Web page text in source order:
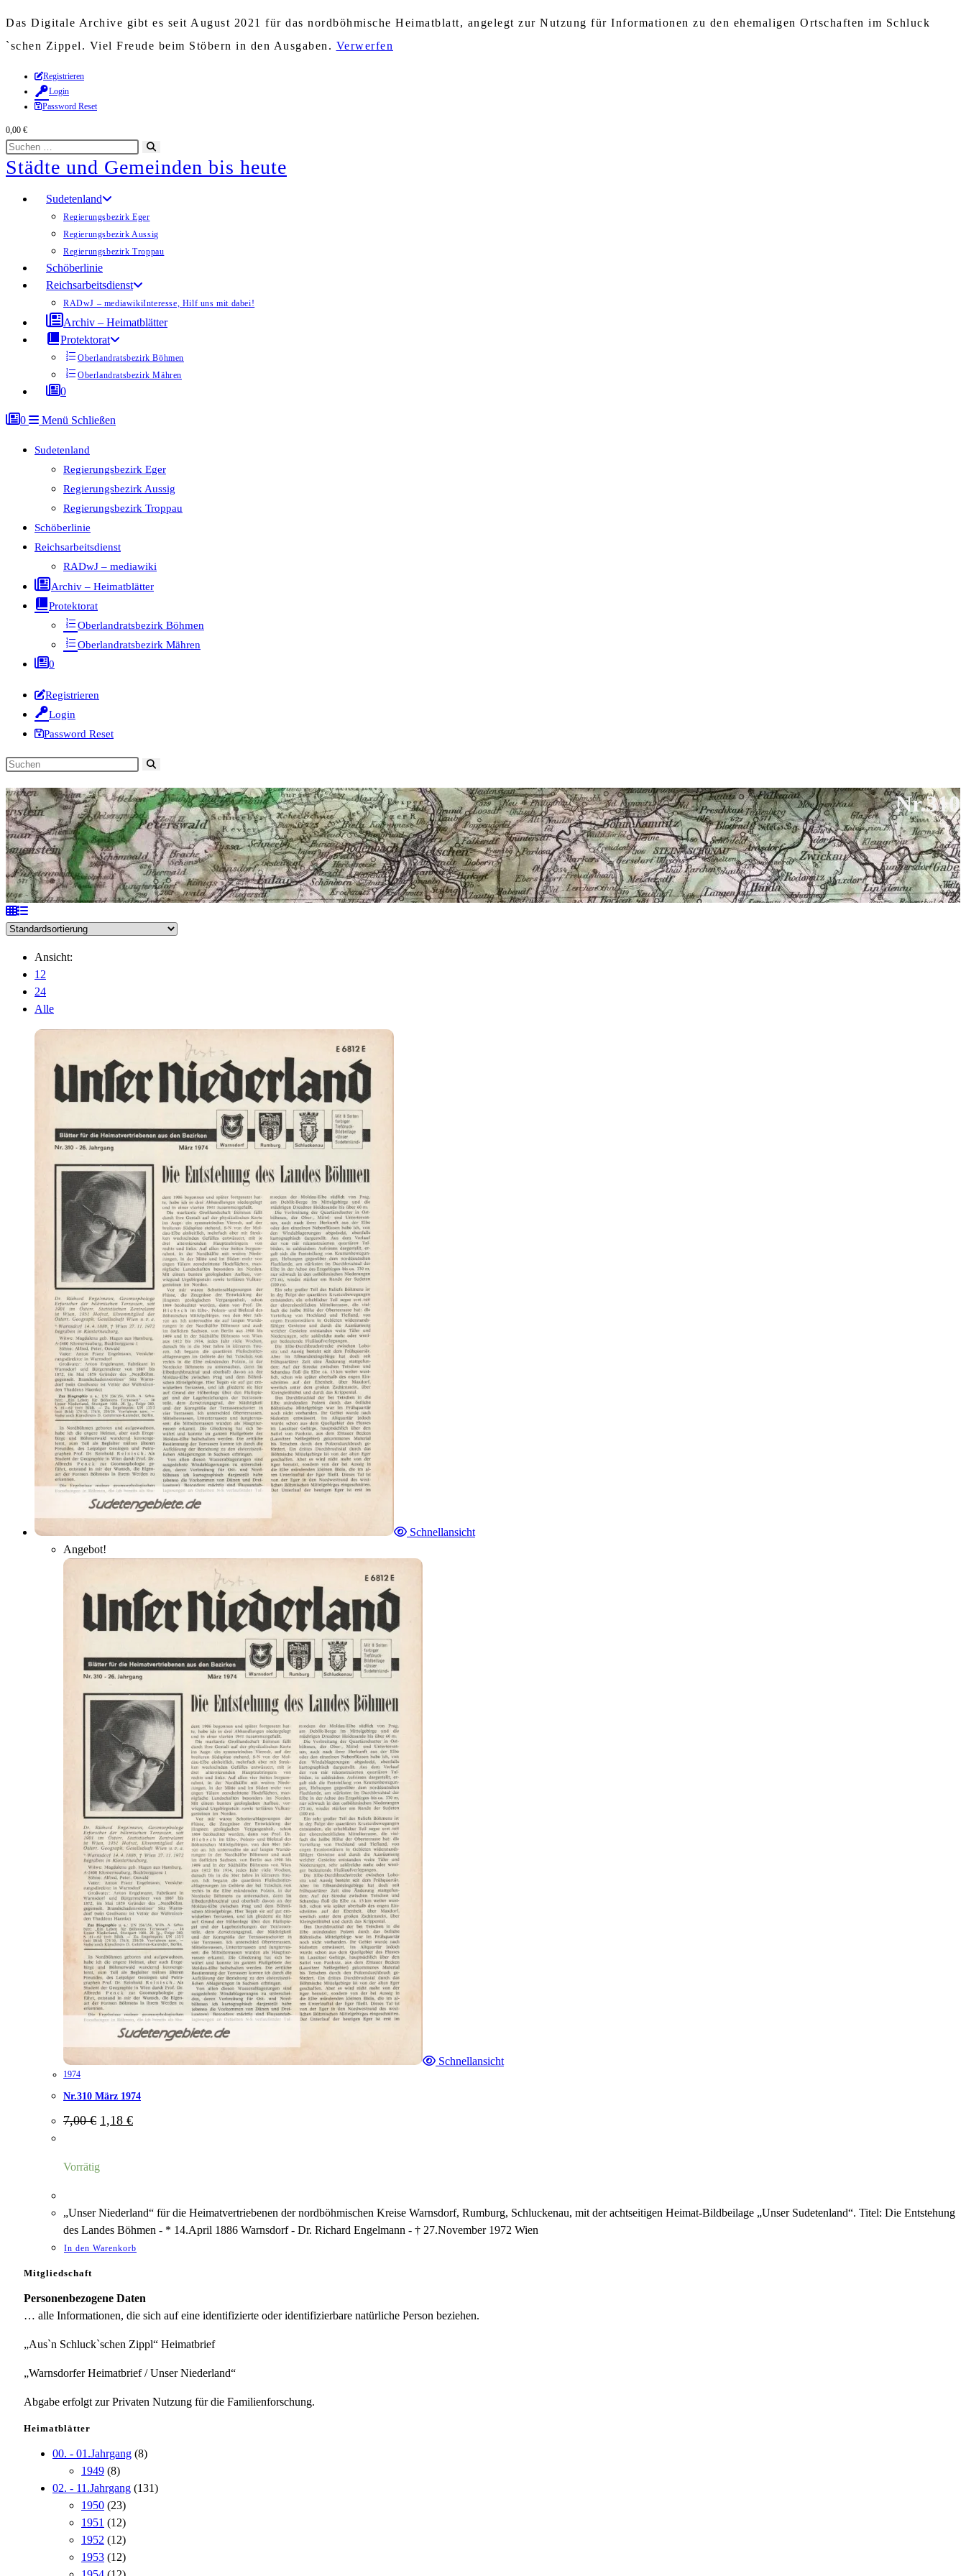
Das Digitale Archive gibt es seit August 2021 für das nordböhmische Heimatblatt, angelegt zur Nutzung für Informationen zu den ehemaligen Ortschaften im Schluck
`schen Zippel. Viel Freude beim Stöbern in den Ausgaben. Verwerfen
Zum
Inhalt
springen
Registrieren
Login
Password Reset
0,00 €
Diese
Website
durchsuchen
starten
Städte und Gemeinden bis heute
Sudetenland
Regierungsbezirk Eger
Regierungsbezirk Aussig
Regierungsbezirk Troppau
Schöberlinie
Reichsarbeitsdienst
RADwJ – mediawikiInteresse, Hilf uns mit dabei!
Archiv – Heimatblätter
Protektorat
Oberlandratsbezirk Böhmen
Oberlandratsbezirk Mähren
0
0 Menü Schließen
Sudetenland
Regierungsbezirk Eger
Regierungsbezirk Aussig
Regierungsbezirk Troppau
Schöberlinie
Reichsarbeitsdienst
RADwJ – mediawiki
Archiv – Heimatblätter
Protektorat
Oberlandratsbezirk Böhmen
Oberlandratsbezirk Mähren
0
Registrieren
Login
Password Reset
Diese
durchsuchen
Nr.310
Ansicht:
12
24
Alle
Schnellansicht
Angebot!
Schnellansicht
1974
Nr.310 März 1974
7,00€ Ursprünglicher
Preis
1,18 €Aktueller
Preis
Vorrätig
„Unser Niederland“ für die Heimatvertriebenen der nordböhmischen Kreise Warnsdorf, Rumburg, Schluckenau, mit der achtseitigen Heimat-Bildbeilage „Unser Sudetenland“. Titel: Die Entstehung
des Landes Böhmen - * 14.April 1886 Warnsdorf - Dr. Richard Engelmann - † 27.November 1972 Wien
In den Warenkorb
Mitgliedschaft
Personenbezogene Daten
… alle Informationen, die sich auf eine identifizierte oder identifizierbare natürliche Person beziehen.
„Aus`n Schluck`schen Zippl“ Heimatbrief
„Warnsdorfer Heimatbrief / Unser Niederland“
Abgabe erfolgt zur Privaten Nutzung für die Familienforschung.
Heimatblätter
00. - 01.Jahrgang (8)
1949 (8)
02. - 11.Jahrgang (131)
1950 (23)
1951 (12)
1952 (12)
1953 (12)